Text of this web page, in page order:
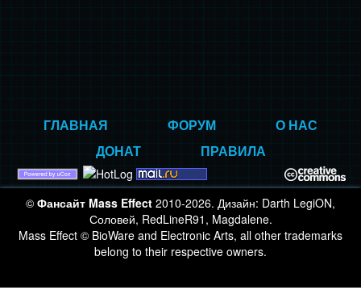
ГЛАВНАЯ ФОРУМ
О НАС
ДОНАТ
ПРАВИЛА
© Фансайт Mass Effect 2010-2026. Дизайн: Darth LegiON,
Соловей, RedLineR91, Magdalene.
Mass Effect © BioWare and Electronic Arts, all other trademarks
belong to their respective owners.